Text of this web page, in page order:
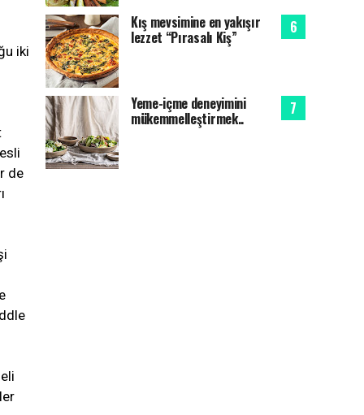
iki
de
Kış mevsimine en yakışır
lezzet “Pırasalı Kiş”
Yeme-içme deneyimini
mükemmelleştirmek..